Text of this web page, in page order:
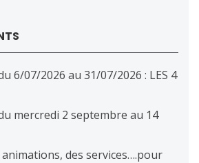
6/07/2026 au 31/07/2026 : LES 4
mercredi 2 septembre au 14
animations, des services….pour